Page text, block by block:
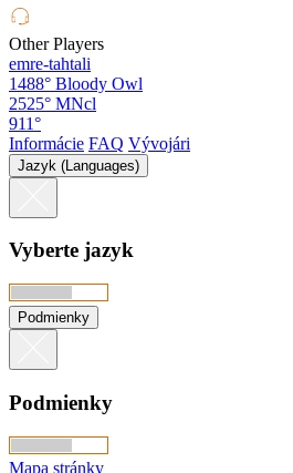
Other Players
emre-tahtali
1488° Bloody Owl
2525° MNcl
911°
Informácie FAQ Vývojári
Jazyk (Languages)
Vyberte jazyk
Podmienky
Podmienky
Mapa stránky